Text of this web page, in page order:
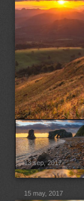
13 sep, 2017
15 may, 2017